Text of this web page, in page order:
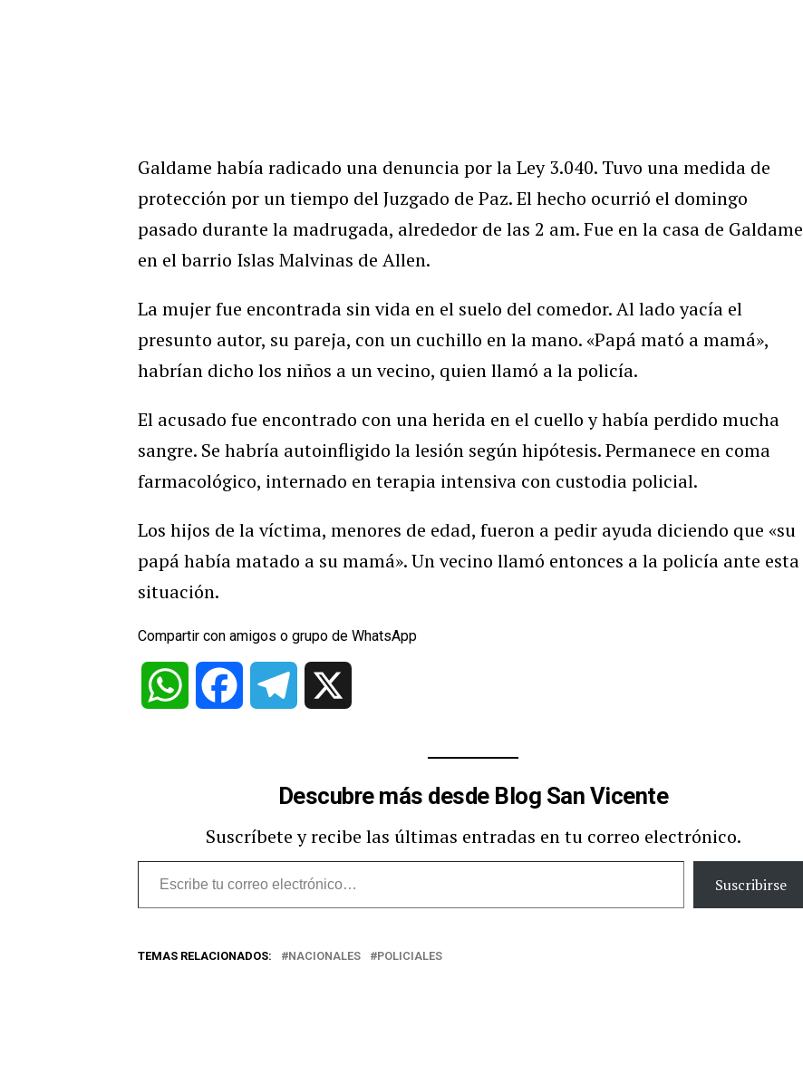
Galdame había radicado una denuncia por la Ley 3.040. Tuvo una medida de
protección por un tiempo del Juzgado de Paz. El hecho ocurrió el domingo
pasado durante la madrugada, alrededor de las 2 am. Fue en la casa de Galdame
en el barrio Islas Malvinas de Allen.
La mujer fue encontrada sin vida en el suelo del comedor. Al lado yacía el
presunto autor, su pareja, con un cuchillo en la mano. «Papá mató a mamá»,
habrían dicho los niños a un vecino, quien llamó a la policía.
El acusado fue encontrado con una herida en el cuello y había perdido mucha
sangre. Se habría autoinfligido la lesión según hipótesis. Permanece en coma
farmacológico, internado en terapia intensiva con custodia policial.
Los hijos de la víctima, menores de edad, fueron a pedir ayuda diciendo que «su
papá había matado a su mamá». Un vecino llamó entonces a la policía ante esta
situación.
Compartir con amigos o grupo de WhatsApp
WhatsApp Facebook Telegram
Descubre más desde Blog San Vicente
Suscríbete y recibe las últimas entradas en tu correo electrónico.
Escribe
tu
electrónico…
Suscribirse
TEMAS RELACIONADOS: NACIONALES POLICIALES